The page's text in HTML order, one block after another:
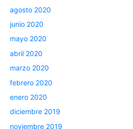
agosto 2020
junio 2020
mayo 2020
abril 2020
marzo 2020
febrero 2020
enero 2020
diciembre 2019
noviembre 2019